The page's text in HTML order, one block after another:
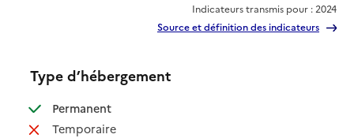
Indicateurs transmis pour : 2024
Source et définition des indicateurs
Type d’hébergement
Permanent: disponible
Temporaire: non disponible